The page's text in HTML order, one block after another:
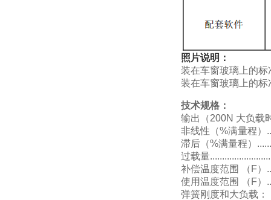
照片说明：
装在车窗玻璃上的
装在车窗玻璃上的
技术规格：
输出（200N 大负载
非线性（%满量程）
滞后（%满量程）
过载量
补偿温度范围 （F）
使用温度范围 （F）
弹簧刚度和大负载：